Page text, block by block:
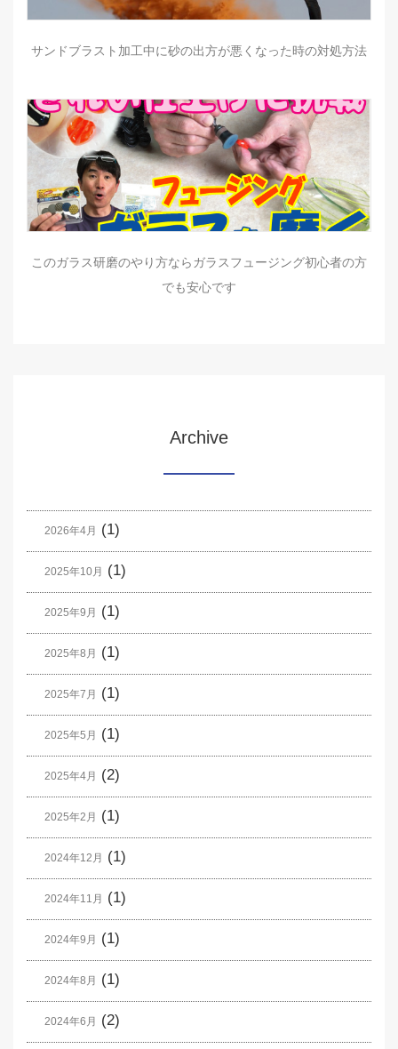
サンドブラスト加工中に砂の出方が悪くなった時の対処方法
このガラス研磨のやり方ならガラスフュージング初心者の方
でも安心です
Archive
2026年4月 (1)
2025年10月 (1)
2025年9月 (1)
2025年8月 (1)
2025年7月 (1)
2025年5月 (1)
2025年4月 (2)
2025年2月 (1)
2024年12月 (1)
2024年11月 (1)
2024年9月 (1)
2024年8月 (1)
2024年6月 (2)